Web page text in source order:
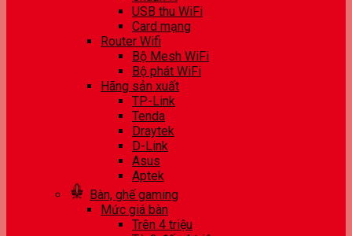
USB thu WiFi
Card mạng
Router Wifi
Bộ Mesh WiFi
Bộ phát WiFi
Hãng sản xuất
TP-Link
Tenda
Draytek
D-Link
Asus
Aptek
Bàn, ghế gaming
Mức giá bàn
Trên 4 triệu